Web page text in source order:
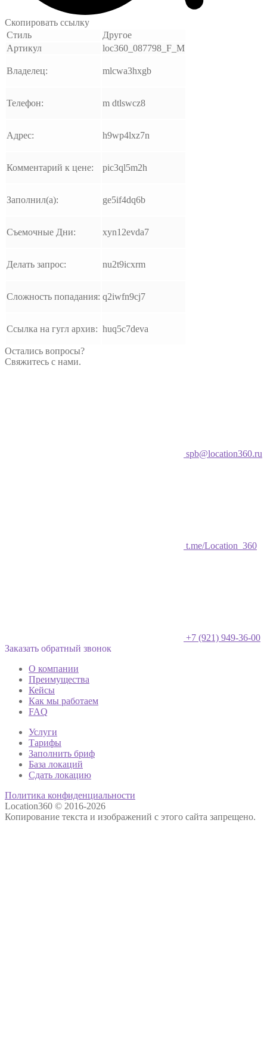
Скопировать ссылку
Стиль
Другое
Артикул
loc360_087798_F_M
Владелец: mlcwa3hxgb
Телефон: m dtlswcz8
Адрес: h9wp4lxz7n
Комментарий к цене: pic3ql5m2h
Заполнил(а): ge5if4dq6b
Съемочные Дни: xyn12evda7
Делать запрос: nu2t9icxrm
Сложность попадания: q2iwfn9cj7
Ссылка на гугл архив: huq5c7deva
Остались вопросы?
Свяжитесь с нами.
spb@location360.ru
t.me/Location_360
+7 (921) 949-36-00
Заказать обратный звонок
О компании
Преимущества
Кейсы
Как мы работаем
FAQ
Услуги
Тарифы
Заполнить бриф
База локаций
Сдать локацию
Политика конфиденциальности
Location360 © 2016-2026
Копирование текста и изображений с этого сайта запрещено.